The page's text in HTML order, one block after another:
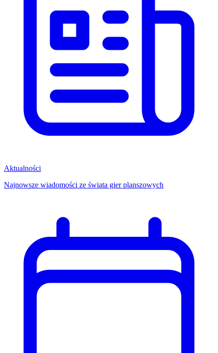
Aktualności
Najnowsze wiadomości ze świata gier planszowych